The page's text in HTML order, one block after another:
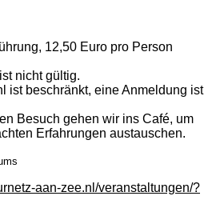
12,50 Euro pro Person
nicht gültig.
ist beschränkt, eine Anmeldung ist
Besuch gehen wir ins Café, um
Erfahrungen austauschen.
aan-zee.nl/veranstaltungen/?